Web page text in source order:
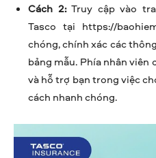
Cách 2:Truy cập vào
Tasco tại https://
chóng, chính xác các
bảng mẫu. Phía nhân viên
và hỗ trợ bạn trong việc
cách nhanh chóng.